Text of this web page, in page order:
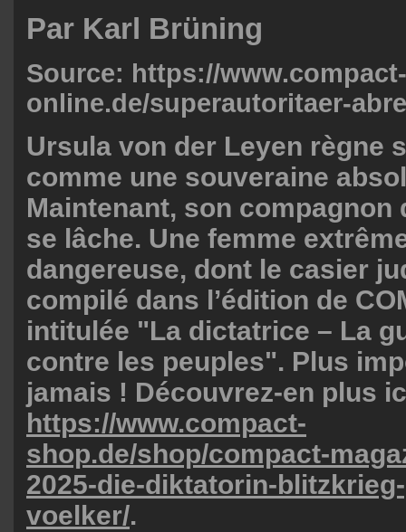
Par Karl Brüning
Source: https://www.compact-
online.de/superautoritaer-
Ursula von der Leyen règne
comme une souveraine
Maintenant, son compagnon
se lâche. Une femme
dangereuse, dont le casier
compilé dans l’édition de
intitulée "La dictatrice – La
contre les peuples". Plus
jamais ! Découvrez-en plus
https://www.compact-
shop.de/shop/compact-
2025-die-diktatorin-
voelker/.